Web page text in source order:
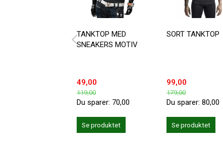
TANKTOP MED
SNEAKERS MOTIV
49,00
119,00
Du sparer: 70,00
Se produktet
SORT TANKTOP
99,00
179,00
Du sparer:80,00
Se produktet